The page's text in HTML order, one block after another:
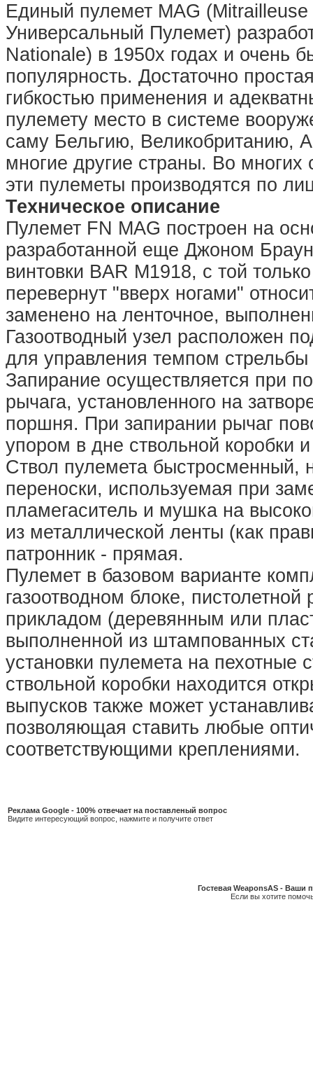
Единый пулемет MAG
Универсальный Пулемет)
Nationale) в 1950х годах и очень
популярность. Достаточно
гибкостью применения и
пулемету место в системе
саму Бельгию,
многие другие страны. Во
эти пулеметы производятся по
Техническое описание
Пулемет FN MAG построен на
разработанной еще Джоном
винтовки BAR M1918, с той
перевернут "вверх ногами"
заменено на ленточное,
Газоотводный узел расположен
для управления темпом
Запирание осуществляется при
рычага, установленного на
поршня. При запирании рычаг
упором в дне ствольной коробки
Ствол пулемета быстросменный,
переноски, используемая при
пламегаситель и мушка на
из металлической ленты (как
патронник - прямая.
Пулемет в базовом варианте
газоотводном блоке,
прикладом (деревянным или
выполненной из штампованных
установки пулемета на пехотные
ствольной коробки находится
выпусков также может
позволяющая ставить любые
соответствующими креплениями.
Реклама Google - 100% отвечает на поставленый вопрос
Видите интересующий вопрос, нажмите и получите ответ
Гостевая WeaponsAS - Ваши
Если вы хотите